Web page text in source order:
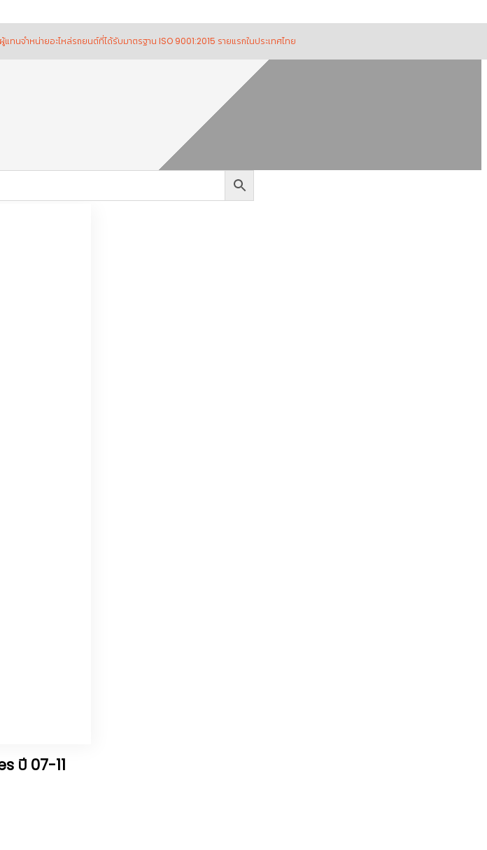
ะไหล่รถยนต์ที่ได้รับมาตรฐาน ISO 9001:2015 รายแรกในประเทศไทย
ปี 07-11